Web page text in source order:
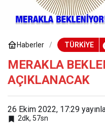
Haberler TÜRKİYE
MERAKLA
AÇIKLANACAK
26 Ekim 2022, 17:29
2dk, 57sn